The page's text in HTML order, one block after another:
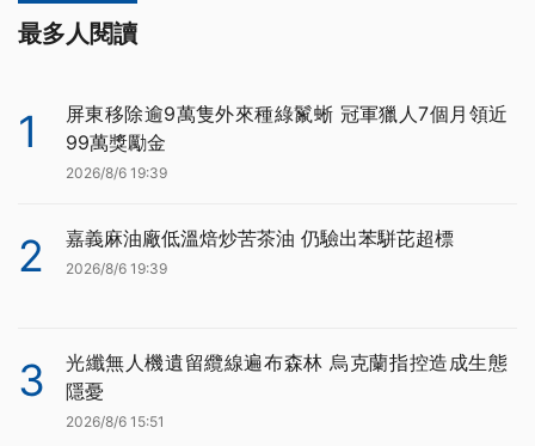
最多人閱讀
1
屏東移除逾9萬隻外來種綠鬣蜥 冠軍獵人7個月領近
99萬獎勵金
2026/8/6 19:39
2 嘉義麻油廠低溫焙炒苦茶油 仍驗出苯駢芘超標
2026/8/6 19:39
3
光纖無人機遺留纜線遍布森林 烏克蘭指控造成生態
隱憂
2026/8/6 15:51